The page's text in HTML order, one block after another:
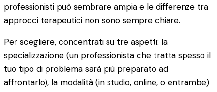
professionisti può sembrare ampia e le differenze tra
approcci terapeutici non sono sempre chiare.
Per scegliere, concentrati su tre aspetti: la
specializzazione (un professionista che tratta spesso il
tuo tipo di problema sarà più preparato ad
affrontarlo), la modalità (in studio, online, o entrambe)